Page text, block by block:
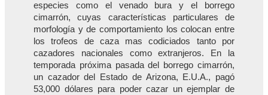
especies como el venado bura y el borrego
cimarrón, cuyas características particulares de
morfología y de comportamiento los colocan entre
los trofeos de caza mas codiciados tanto por
cazadores nacionales como extranjeros. En la
temporada próxima pasada del borrego cimarrón,
un cazador del Estado de Arizona, E.U.A., pagó
53,000 dólares para poder cazar un ejemplar de